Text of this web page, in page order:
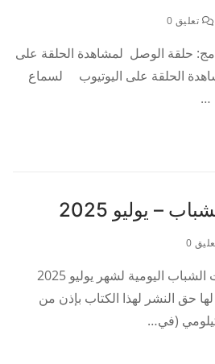
تعليق 0
حلقة الوصل لمشاهدة الحلقة على
الحلقة على اليوتيوب لسماع
…
0
للتحميل مجانا كتاب تأملات الشباب اليومية لشهر يوليو 2025
لها حق النشر لهذا الكتاب بإذن من
(في…